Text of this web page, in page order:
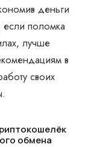
деньги
поломка
лучше
в
своих
обмена